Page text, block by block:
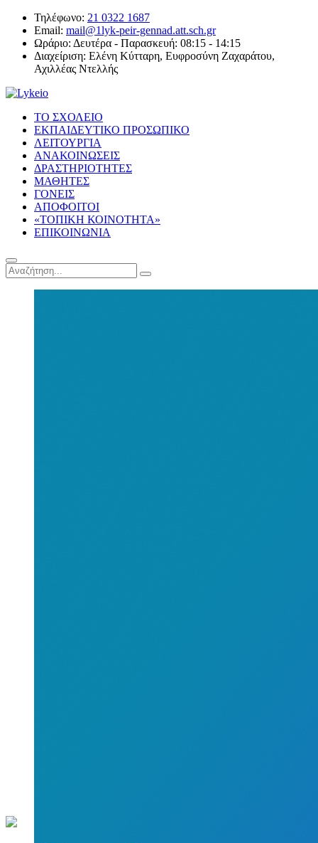
Τηλέφωνο: 21 0322 1687
Email: mail@1lyk-peir-gennad.att.sch.gr
Ωράριο: Δευτέρα - Παρασκευή: 08:15 - 14:15
Διαχείριση: Ελένη Κύτταρη, Ευφροσύνη Ζαχαράτου,
Αχιλλέας Ντελλής
ΤΟ ΣΧΟΛΕΙΟ
ΕΚΠΑΙΔΕΥΤΙΚΟ ΠΡΟΣΩΠΙΚΟ
ΛΕΙΤΟΥΡΓΙΑ
ΑΝΑΚΟΙΝΩΣΕΙΣ
ΔΡΑΣΤΗΡΙΟΤΗΤΕΣ
ΜΑΘΗΤΕΣ
ΓΟΝΕΙΣ
ΑΠΟΦΟΙΤΟΙ
«ΤΟΠΙΚΗ ΚΟΙΝΟΤΗΤΑ»
ΕΠΙΚΟΙΝΩΝΙΑ